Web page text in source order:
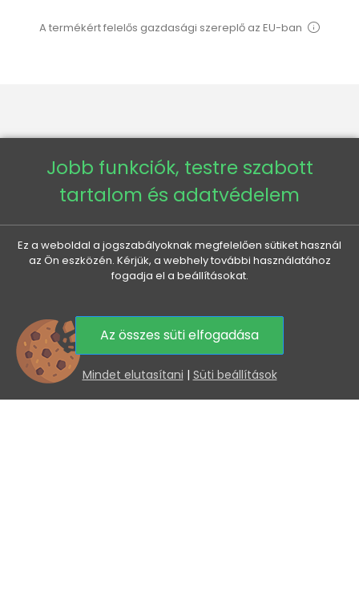
A termékért felelős gazdasági szereplő az EU-ban
AZ ÖN FIÓKJA
MINDEN A VÁSÁRLÁSRÓL 
KEDVEZMÉNYEK ÉS ÚJDONSÁGOK ÖNNEK, E-MAILBEN
Az elküldéssel hozzájárul személyes adatai
feldolgozásához.
0
Jobb funkciók, testre szabott
tartalom és adatvédelem
Ez a weboldal a jogszabályoknak megfelelően sütiket használ
az Ön eszközén. Kérjük, a webhely további használatához
fogadja el a beállításokat.
Az összes süti elfogadása
Mindet elutasítani | Süti beállítások